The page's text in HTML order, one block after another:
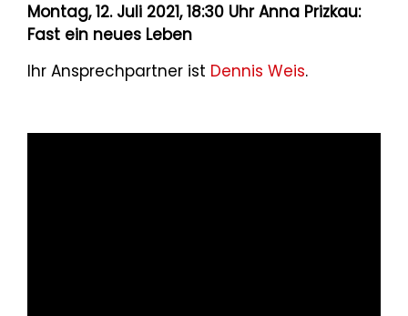
Montag, 12. Juli 2021, 18:30 Uhr Anna Prizkau:
Fast ein neues Leben
Ihr Ansprechpartner ist Dennis Weis.